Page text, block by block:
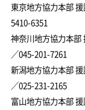
東京地方協力本部
5410-6351
神奈川地方協力本部
／045-201-7261
新潟地方協力本部
／025-231-2165
富山地方協力本部